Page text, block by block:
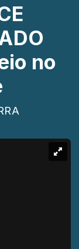
no